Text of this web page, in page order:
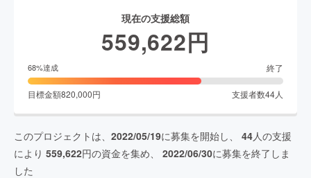
現在の支援総額
559,622円
68%達成 終了
目標金額820,000円 支援者数44人
このプロジェクトは、 2022/05/19に募集を開始し、 44人の支援
により 559,622円の資金を集め、 2022/06/30に募集を終了しま
した